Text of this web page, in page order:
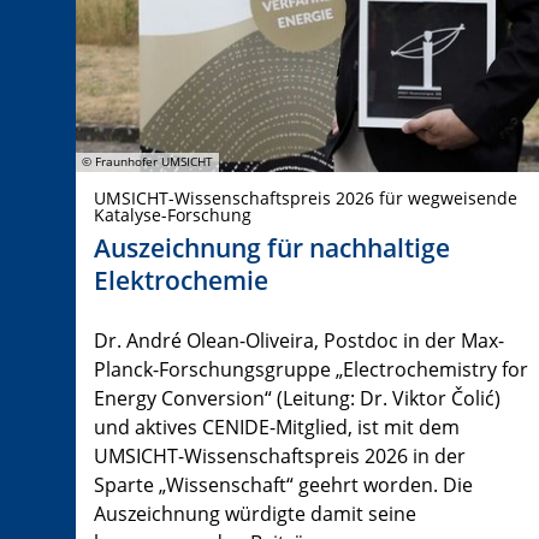
© Fraunhofer UMSICHT
UMSICHT-Wissenschaftspreis 2026 für wegweisende
Katalyse-Forschung
Auszeichnung für nachhaltige
Elektrochemie
Dr. André Olean-Oliveira, Postdoc in der Max-
Planck-Forschungsgruppe „Electrochemistry for
Energy Conversion“ (Leitung: Dr. Viktor Čolić)
und aktives CENIDE-Mitglied, ist mit dem
UMSICHT-Wissenschaftspreis 2026 in der
Sparte „Wissenschaft“ geehrt worden. Die
Auszeichnung würdigte damit seine